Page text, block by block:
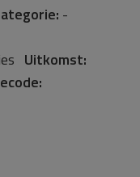
-
Uitkomst: